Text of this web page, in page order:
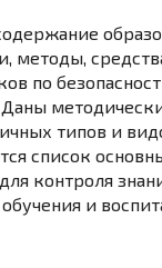
методы,
по
типов и
список
контроля
и